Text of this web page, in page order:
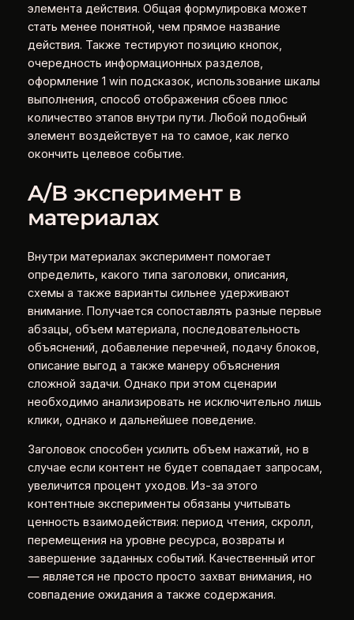
элемента действия. Общая формулировка может
стать менее понятной, чем прямое название
действия. Также тестируют позицию кнопок,
очередность информационных разделов,
оформление 1 win подсказок, использование шкалы
выполнения, способ отображения сбоев плюс
количество этапов внутри пути. Любой подобный
элемент воздействует на то самое, как легко
окончить целевое событие.
A/B эксперимент в
материалах
Внутри материалах эксперимент помогает
определить, какого типа заголовки, описания,
схемы а также варианты сильнее удерживают
внимание. Получается сопоставлять разные первые
абзацы, объем материала, последовательность
объяснений, добавление перечней, подачу блоков,
описание выгод а также манеру объяснения
сложной задачи. Однако при этом сценарии
необходимо анализировать не исключительно лишь
клики, однако и дальнейшее поведение.
Заголовок способен усилить объем нажатий, но в
случае если контент не будет совпадает запросам,
увеличится процент уходов. Из-за этого
контентные эксперименты обязаны учитывать
ценность взаимодействия: период чтения, скролл,
перемещения на уровне ресурса, возвраты и
завершение заданных событий. Качественный итог
— является не просто просто захват внимания, но
совпадение ожидания а также содержания.